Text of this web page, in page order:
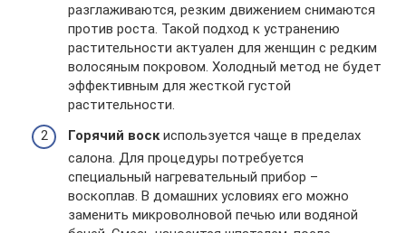
разглаживаются, резким движением снимаются
против роста. Такой подход к устранению
растительности актуален для женщин с редким
волосяным покровом. Холодный метод не будет
эффективным для жесткой густой
растительности.
Горячий воск используется чаще в пределах
салона. Для процедуры потребуется
специальный нагревательный прибор –
воскоплав. В домашних условиях его можно
заменить микроволновой печью или водяной